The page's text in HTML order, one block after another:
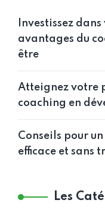
Investissez
avantages du
être
Atteignez votre
coaching en
Conseils pour
efficace et sans
Les